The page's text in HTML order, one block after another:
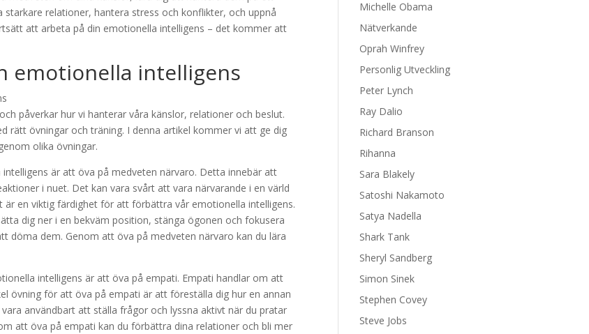
relationer, hantera stress och konflikter, och uppnå
att arbeta på din emotionella intelligens – det kommer att
emotionella intelligens
påverkar hur vi hanterar våra känslor, relationer och beslut.
rätt övningar och träning. I denna artikel kommer vi att ge dig
olika övningar.
är att öva på medveten närvaro. Detta innebär att
i nuet. Det kan vara svårt att vara närvarande i en värld
en viktig färdighet för att förbättra vår emotionella intelligens.
dig ner i en bekväm position, stänga ögonen och fokusera
döma dem. Genom att öva på medveten närvaro kan du lära
intelligens är att öva på empati. Empati handlar om att
övning för att öva på empati är att föreställa dig hur en annan
användbart att ställa frågor och lyssna aktivt när du pratar
att öva på empati kan du förbättra dina relationer och bli mer
Michelle Obama
Nätverkande
Oprah Winfrey
Personlig Utveckling
Peter Lynch
Ray Dalio
Richard Branson
Rihanna
Sara Blakely
Satoshi Nakamoto
Satya Nadella
Shark Tank
Sheryl Sandberg
Simon Sinek
Stephen Covey
Steve Jobs